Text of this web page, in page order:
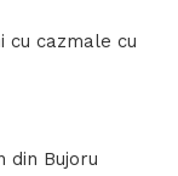
cu cazmale cu
din Bujoru